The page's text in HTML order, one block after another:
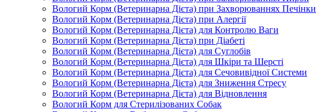
Вологий Корм (Ветеринарна Дієта) при Захворюваннях Печінки
Вологий Корм (Ветеринарна Дієта) при Алергії
Вологий Корм (Ветеринарна Дієта) для Контролю Ваги
Вологий Корм (Ветеринарна Дієта) при Діабеті
Вологий Корм (Ветеринарна Дієта) для Суглобів
Вологий Корм (Ветеринарна Дієта) для Шкіри та Шерсті
Вологий Корм (Ветеринарна Дієта) для Сечовивідної Системи
Вологий Корм (Ветеринарна Дієта) для Зниження Стресу
Вологий Корм (Ветеринарна Дієта) для Відновлення
Вологий Корм для Стерилізованих Собак